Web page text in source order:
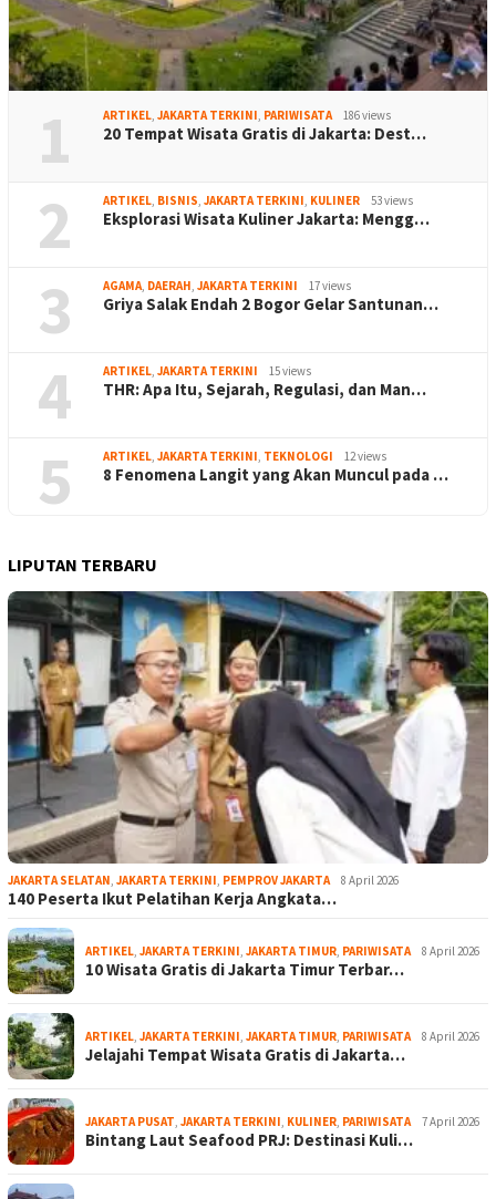
1 ARTIKEL, JAKARTA TERKINI, PARIWISATA 186 views
20 Tempat Wisata Gratis di Jakarta: Dest…
2 ARTIKEL, BISNIS, JAKARTA TERKINI, KULINER 53 views
Eksplorasi Wisata Kuliner Jakarta: Mengg…
3 AGAMA, DAERAH, JAKARTA TERKINI 17 views
Griya Salak Endah 2 Bogor Gelar Santunan…
4 ARTIKEL, JAKARTA TERKINI 15 views
THR: Apa Itu, Sejarah, Regulasi, dan Man…
5 ARTIKEL, JAKARTA TERKINI, TEKNOLOGI 12 views
8 Fenomena Langit yang Akan Muncul pada …
LIPUTAN TERBARU
JAKARTA SELATAN, JAKARTA TERKINI, PEMPROV JAKARTA 8 April 2026
140 Peserta Ikut Pelatihan Kerja Angkata…
ARTIKEL, JAKARTA TERKINI, JAKARTA TIMUR, PARIWISATA 8 April 2026
10 Wisata Gratis di Jakarta Timur Terbar…
ARTIKEL, JAKARTA TERKINI, JAKARTA TIMUR, PARIWISATA 8 April 2026
Jelajahi Tempat Wisata Gratis di Jakarta…
JAKARTA PUSAT, JAKARTA TERKINI, KULINER, PARIWISATA 7 April 2026
Bintang Laut Seafood PRJ: Destinasi Kuli…